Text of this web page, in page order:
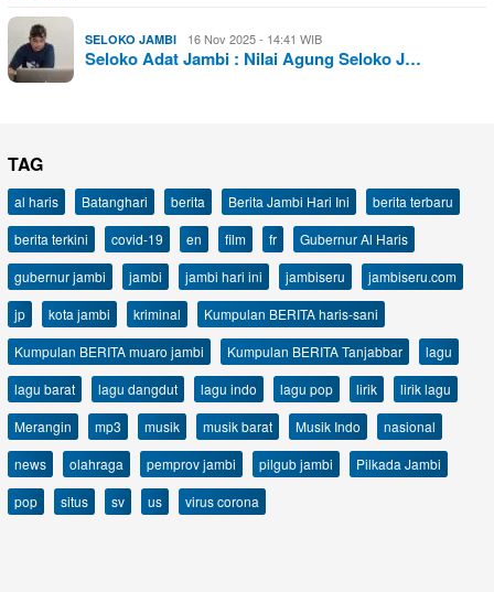
SELOKO JAMBI 16 Nov 2025 - 14:41 WIB
Seloko Adat Jambi : Nilai Agung Seloko J…
TAG
al haris Batanghari berita Berita Jambi Hari Ini
berita terbaru
berita terkini
covid-19 en film fr
Gubernur Al Haris
gubernur jambi
jambi jambi hari ini jambiseru
jambiseru.com
jp
kota jambi kriminal
Kumpulan BERITA haris-sani
Kumpulan BERITA muaro jambi
Kumpulan BERITA Tanjabbar
lagu
lagu barat
lagu dangdut lagu indo lagu pop lirik
lirik lagu
Merangin
mp3 musik musik barat Musik Indo
nasional
news
olahraga pemprov jambi pilgub jambi
Pilkada Jambi
pop
situs sv us virus corona